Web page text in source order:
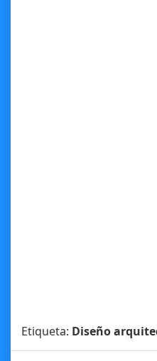
Etiqueta: Diseño